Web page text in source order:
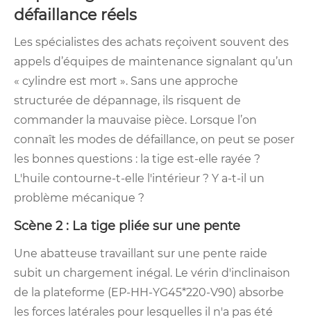
défaillance réels
Les spécialistes des achats reçoivent souvent des
appels d’équipes de maintenance signalant qu’un
« cylindre est mort ». Sans une approche
structurée de dépannage, ils risquent de
commander la mauvaise pièce. Lorsque l’on
connaît les modes de défaillance, on peut se poser
les bonnes questions : la tige est-elle rayée ?
L'huile contourne-t-elle l'intérieur ? Y a-t-il un
problème mécanique ?
Scène 2 : La tige pliée sur une pente
Une abatteuse travaillant sur une pente raide
subit un chargement inégal. Le vérin d'inclinaison
de la plateforme (EP-HH-YG45*220-V90) absorbe
les forces latérales pour lesquelles il n'a pas été